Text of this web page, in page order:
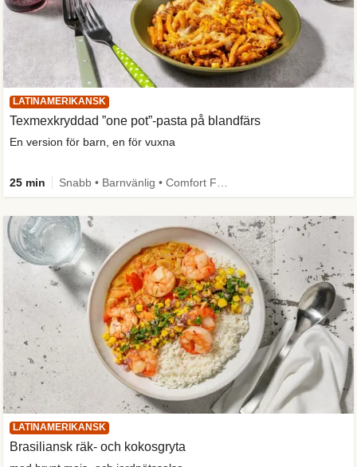
LATINAMERIKANSK
Texmexkryddad ”one pot”-pasta på blandfärs
En version för barn, en för vuxna
25 min
LATINAMERIKANSK
Brasiliansk räk- och kokosgryta